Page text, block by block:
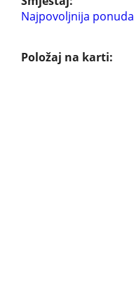
Najpovoljnija ponuda
Položaj na karti: